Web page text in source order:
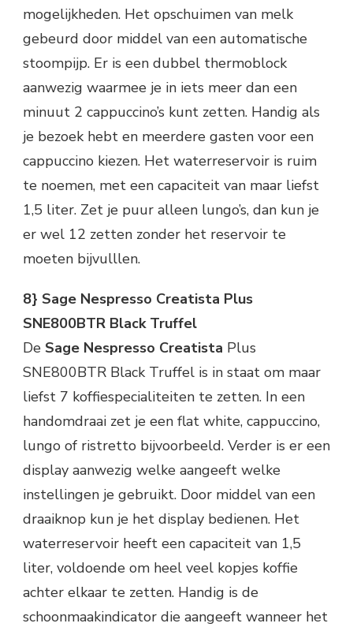
mogelijkheden. Het opschuimen van melk
gebeurd door middel van een automatische
stoompijp. Er is een dubbel thermoblock
aanwezig waarmee je in iets meer dan een
minuut 2 cappuccino’s kunt zetten. Handig als
je bezoek hebt en meerdere gasten voor een
cappuccino kiezen. Het waterreservoir is ruim
te noemen, met een capaciteit van maar liefst
1,5 liter. Zet je puur alleen lungo’s, dan kun je
er wel 12 zetten zonder het reservoir te
moeten bijvulllen.
8} Sage Nespresso Creatista Plus
SNE800BTR Black Truffel
De Sage Nespresso Creatista Plus
SNE800BTR Black Truffel is in staat om maar
liefst 7 koffiespecialiteiten te zetten. In een
handomdraai zet je een flat white, cappuccino,
lungo of ristretto bijvoorbeeld. Verder is er een
display aanwezig welke aangeeft welke
instellingen je gebruikt. Door middel van een
draaiknop kun je het display bedienen. Het
waterreservoir heeft een capaciteit van 1,5
liter, voldoende om heel veel kopjes koffie
achter elkaar te zetten. Handig is de
schoonmaakindicator die aangeeft wanneer het